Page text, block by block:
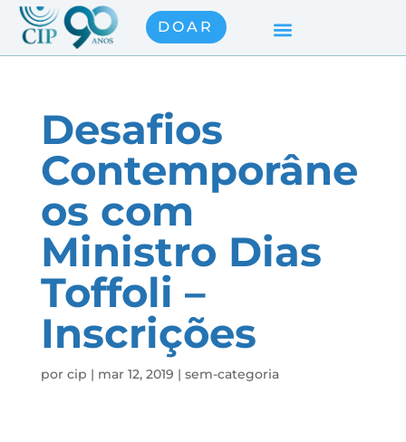
DOAR
Desafios
Contemporâne
os com
Ministro Dias
Toffoli –
Inscrições
por cip | mar 12, 2019 | sem-categoria